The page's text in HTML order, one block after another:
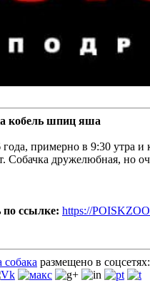
кобель шпиц яша
примерно в 9:30 утра и
Собачка дружелюбная, но
ссылке: https://
собака размещено в соцсетях: